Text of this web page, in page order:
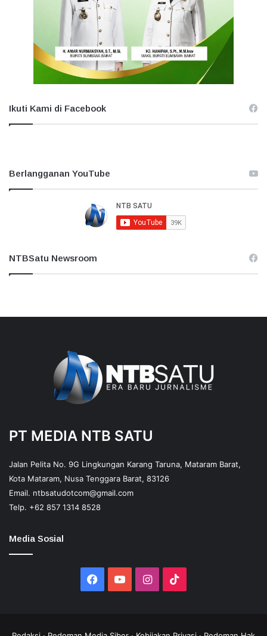
Ikuti Kami di Facebook
Berlangganan YouTube
NTBSatu Newsroom
PT MEDIA NTB SATU
Jalan Pelita No. 9G Lingkungan Karang Taruna, Mataram Barat,
Kota Mataram, Nusa Tenggara Barat, 83126
Email. ntbsatudotcom@gmail.com
Telp. +62 857 1314 8528
Media Sosial
Facebook
YouTubeInstagram